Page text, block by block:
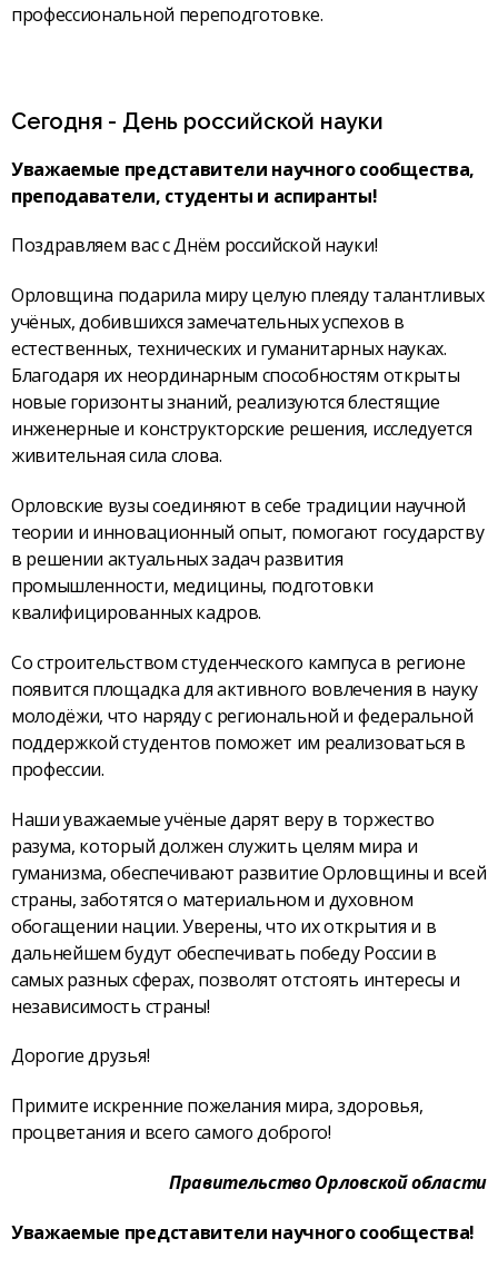
профес­сиональной переподготовке.
Сегодня - День российской науки
Уважаемые представители научного сообщества,
преподаватели, студенты и аспиранты!
Поздравляем вас с Днём российской науки!
Орловщина подарила миру целую плеяду талантливых
учёных, добившихся замечательных успехов в
естественных, технических и гуманитарных науках.
Благодаря их неординарным способностям открыты
новые горизонты знаний, реализуются блестящие
инженерные и конструкторские решения, исследуется
живительная сила слова.
Орловские вузы соединяют в себе традиции научной
теории и инновационный опыт, помогают государству
в решении актуальных задач развития
промышленности, медицины, подготовки
квалифицированных кадров.
Со строительством студенческого кампуса в регионе
появится площадка для активного вовлечения в науку
молодёжи, что наряду с региональной и федеральной
поддержкой студентов поможет им реализоваться в
профессии.
Наши уважаемые учёные дарят веру в торжество
разума, который должен служить целям мира и
гуманизма, обеспечивают развитие Орловщины и всей
страны, заботятся о материальном и духовном
обогащении нации. Уверены, что их открытия и в
дальнейшем будут обеспечивать победу России в
самых разных сферах, позволят отстоять интересы и
независимость страны!
Дорогие друзья!
Примите искренние пожелания мира, здоровья,
процветания и всего самого доброго!
Правительство Орловской области
Уважаемые представители научного сообщества!